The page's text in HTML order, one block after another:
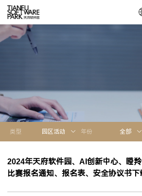
类型 园区活动 年份 全部
2024年天府软件园、AI创新中心、瞪
比赛报名通知、报名表、安全协议书下